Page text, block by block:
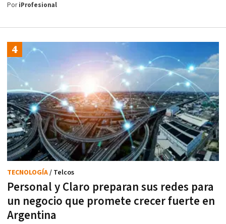
PoriProfesional
Personal y Claro preparan sus redes para
un negocio que promete crecer fuerte en
Argentina
TECNOLOGÍA/ Telcos